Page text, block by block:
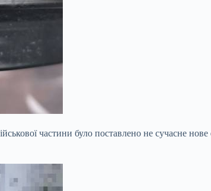
частини було поставлено не сучасне